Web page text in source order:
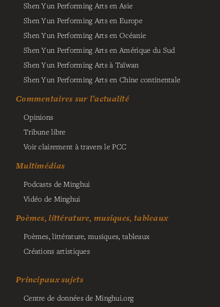
Shen Yun Performing Arts en Asie
Shen Yun Performing Arts en Europe
Shen Yun Performing Arts en Océanie
Shen Yun Performing Arts en Amérique du Sud
Shen Yun Performing Arts à Taïwan
Shen Yun Performing Arts en Chine continentale
Commentaires sur l’actualité
Opinions
Tribune libre
Voir clairement à travers le PCC
Multimédias
Podcasts de Minghui
Vidéo de Minghui
Poèmes, littérature, musiques, tableaux
Poèmes, littérature, musiques, tableaux
Créations artistiques
Principaux sujets
Centre de données de Minghui.org